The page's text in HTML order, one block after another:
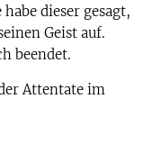
dieser gesagt,
Geist auf.
beendet.
Attentate im